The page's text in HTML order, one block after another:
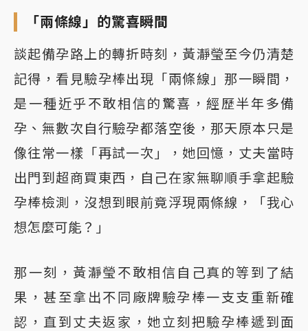
「兩條線」的驚喜瞬間
談起備孕路上的轉折時刻，黃瀞瑩至今仍清楚
記得，看見驗孕棒出現「兩條線」那一瞬間，
是一種近乎不敢相信的驚喜，經歷半年多備
孕、無數次自行驗孕都落空後，那天原本只是
像往常一樣「再試一次」，她回憶，丈夫當時
出門到超商買東西，自己在家無聊順手拿起驗
孕棒檢測，沒想到眼前竟浮現兩條線，「我心
想怎麼可能？」
那一刻，黃瀞瑩不敢相信自己真的等到了結
果，甚至拿出不同廠牌驗孕棒一支支重新確
認，直到丈夫返家，她立刻把驗孕棒遞到面